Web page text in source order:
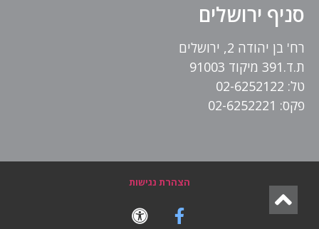
סניף ירושלים
רח' בן יהודה 2, ירושלים
ת.ד.391 מיקוד 91003
טל: 02-6252122
פקס: 02-6252221
הצהרת נגישות